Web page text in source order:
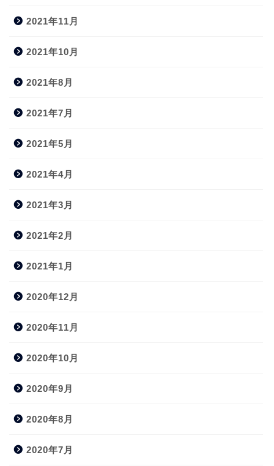
2021年11月
2021年10月
2021年8月
2021年7月
2021年5月
2021年4月
2021年3月
2021年2月
2021年1月
2020年12月
2020年11月
2020年10月
2020年9月
2020年8月
2020年7月